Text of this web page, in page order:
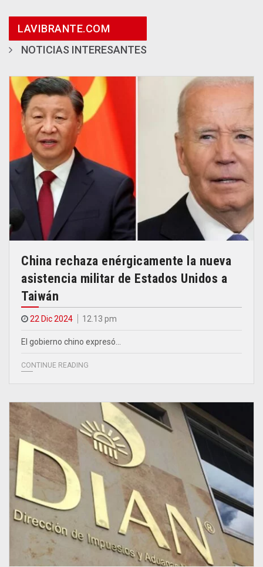
LAVIBRANTE.COM
NOTICIAS INTERESANTES
China rechaza enérgicamente la nueva
asistencia militar de Estados Unidos a
Taiwán
22 Dic 2024 12.13 pm
El gobierno chino expresó…
CONTINUE READING